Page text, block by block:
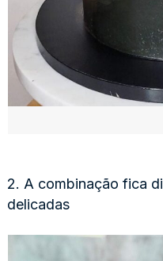
2. A combinação fica
delicadas